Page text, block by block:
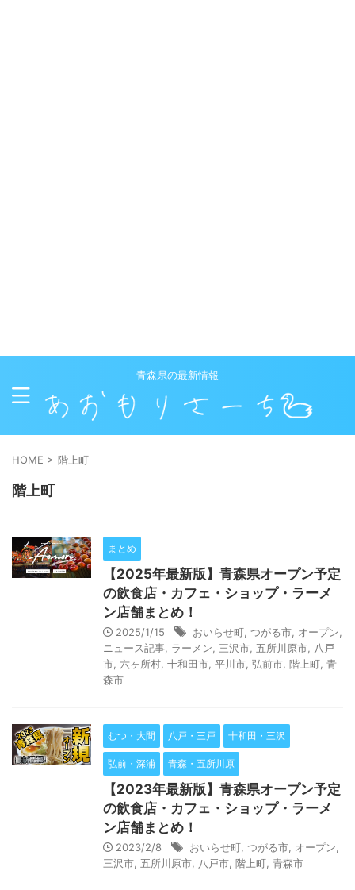
青森県の最新情報
HOME > 階上町
階上町
まとめ
【2025年最新版】青森県オープン予定
の飲食店・カフェ・ショップ・ラーメ
ン店舗まとめ！
2025/1/15 おいらせ町 つがる市 オープン
ニュース記事 ラーメン 三沢市 五所川原市
八戸
市 六ヶ所村 十和田市 平川市 弘前市 階上町 青
森市
むつ・大間 八戸・三戸 十和田・三沢
弘前・深浦 青森・五所川原
【2023年最新版】青森県オープン予定
の飲食店・カフェ・ショップ・ラーメ
ン店舗まとめ！
2023/2/8 おいらせ町 つがる市 オープン
三沢市 五所川原市 八戸市 階上町 青森市